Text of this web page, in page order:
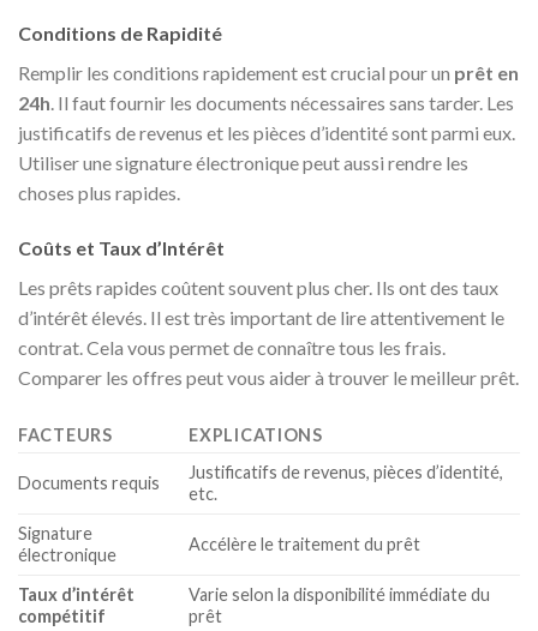
Conditions de Rapidité
Remplir les conditions rapidement est crucial pour un prêt en
24h. Il faut fournir les documents nécessaires sans tarder. Les
justificatifs de revenus et les pièces d’identité sont parmi eux.
Utiliser une signature électronique peut aussi rendre les
choses plus rapides.
Coûts et Taux d’Intérêt
Les prêts rapides coûtent souvent plus cher. Ils ont des taux
d’intérêt élevés. Il est très important de lire attentivement le
contrat. Cela vous permet de connaître tous les frais.
Comparer les offres peut vous aider à trouver le meilleur prêt.
FACTEURS EXPLICATIONS
Documents requis
Justificatifs de revenus, pièces d’identité,
etc.
Signature
électronique
Accélère le traitement du prêt
Taux d’intérêt
compétitif
Varie selon la disponibilité immédiate du
prêt